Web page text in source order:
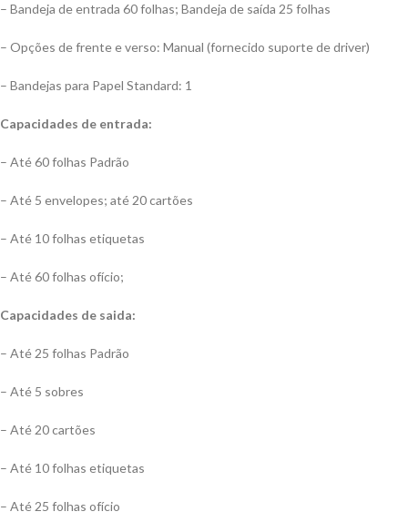
– Bandeja de entrada 60 folhas; Bandeja de saída 25 folhas
– Opções de frente e verso: Manual (fornecido suporte de driver)
– Bandejas para Papel Standard: 1
Capacidades de entrada:
– Até 60 folhas Padrão
– Até 5 envelopes; até 20 cartões
– Até 10 folhas etiquetas
– Até 60 folhas ofício;
Capacidades de saida:
– Até 25 folhas Padrão
– Até 5 sobres
– Até 20 cartões
– Até 10 folhas etiquetas
– Até 25 folhas ofício